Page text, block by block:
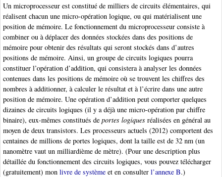
Un microprocesseur est constitué de milliers de circuits élémentaires, qui
réalisent chacun une micro-opération logique, ou qui matérialisent une
position de mémoire. Le fonctionnement du microprocesseur consiste à
combiner ou à déplacer des données stockées dans des positions de
mémoire pour obtenir des résultats qui seront stockés dans d’autres
positions de mémoire. Ainsi, un groupe de circuits logiques pourra
constituer l’opération d’addition, qui consistera à analyser les données
contenues dans les positions de mémoire où se trouvent les chiffres des
nombres à additionner, à calculer le résultat et à l’écrire dans une autre
position de mémoire. Une opération d’addition peut comporter quelques
dizaines de circuits logiques (il y a déjà une micro-opération par chiffre
binaire), eux-mêmes constitués de portes logiques réalisées en général au
moyen de deux transistors. Les processeurs actuels (2012) comportent des
centaines de millions de portes logiques, dont la taille est de 32 nm (un
nanomètre vaut un milliardième de mètre). (Pour une description plus
détaillée du fonctionnement des circuits logiques, vous pouvez télécharger
(gratuitement) mon livre de système et en consulter l’annexe B.)